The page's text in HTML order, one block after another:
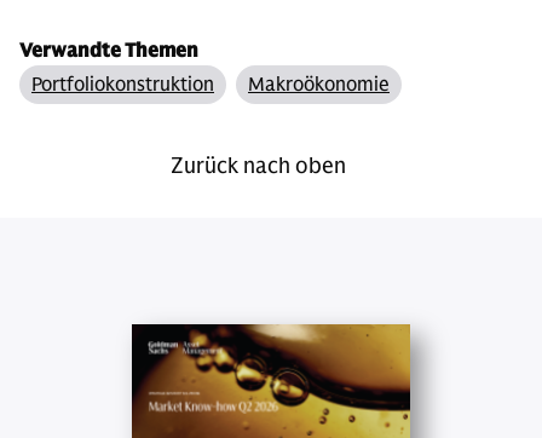
Verwandte Themen
Portfoliokonstruktion
Makroökonomie
Zurück nach oben